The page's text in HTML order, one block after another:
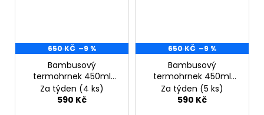
650 KČ –9 %
Bambusový
termohrnek 450ml
Buldog
Za týden (4 ks)
590 Kč
650 KČ –9 %
Bambusový
termohrnek 450ml
candát
Za týden (5 ks)
590 Kč